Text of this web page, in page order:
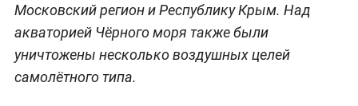
Московский регион и Республику Крым. Над
акваторией Чёрного моря также были
уничтожены несколько воздушных целей
самолётного типа.